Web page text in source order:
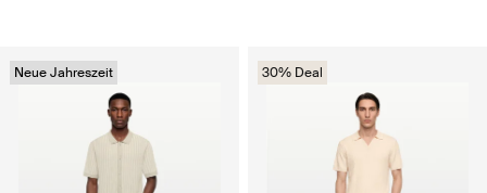
Neue Jahreszeit 30% Deal